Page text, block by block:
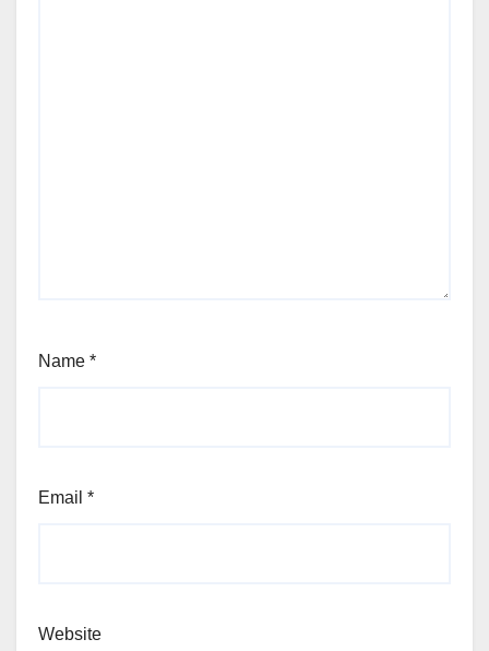
Name *
Email *
Website